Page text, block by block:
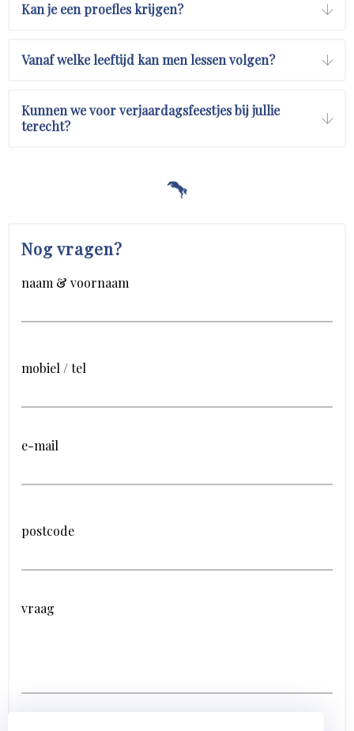
Kan je een proefles krijgen?
Vanaf welke leeftijd kan men lessen volgen?
Kunnen we voor verjaardagsfeestjes bij jullie
terecht?
Nog vragen?
naam & voornaam
mobiel / tel
e-mail
postcode
vraag